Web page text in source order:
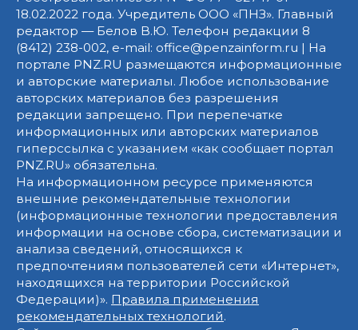
18.02.2022 года. Учредитель ООО «ПНЗ». Главный
редактор — Белов В.Ю. Телефон редакции 8
(8412) 238-002, e-mail: office@penzainform.ru | На
портале PNZ.RU размещаются информационные
и авторские материалы. Любое использование
авторских материалов без разрешения
редакции запрещено. При перепечатке
информационных или авторских материалов
гиперссылка с указанием «как сообщает портал
PNZ.RU» обязательна.
На информационном ресурсе применяются
внешние рекомендательные технологии
(информационные технологии предоставления
информации на основе сбора, систематизации и
анализа сведений, относящихся к
предпочтениям пользователей сети «Интернет»,
находящихся на территории Российской
Федерации)». Правила применения
рекомендательных технологий.